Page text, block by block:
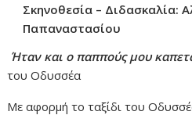
Σκηνοθεσία – Διδασκαλία:
Παπαναστασίου
Ήταν και ο παππούς μου
του Οδυσσέα
Με αφορμή το ταξίδι του